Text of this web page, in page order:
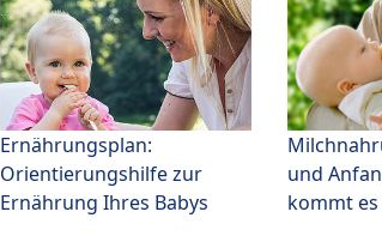
Ernährungsplan:
Orientierungshilfe zur
Ernährung Ihres Babys
und
kommt es